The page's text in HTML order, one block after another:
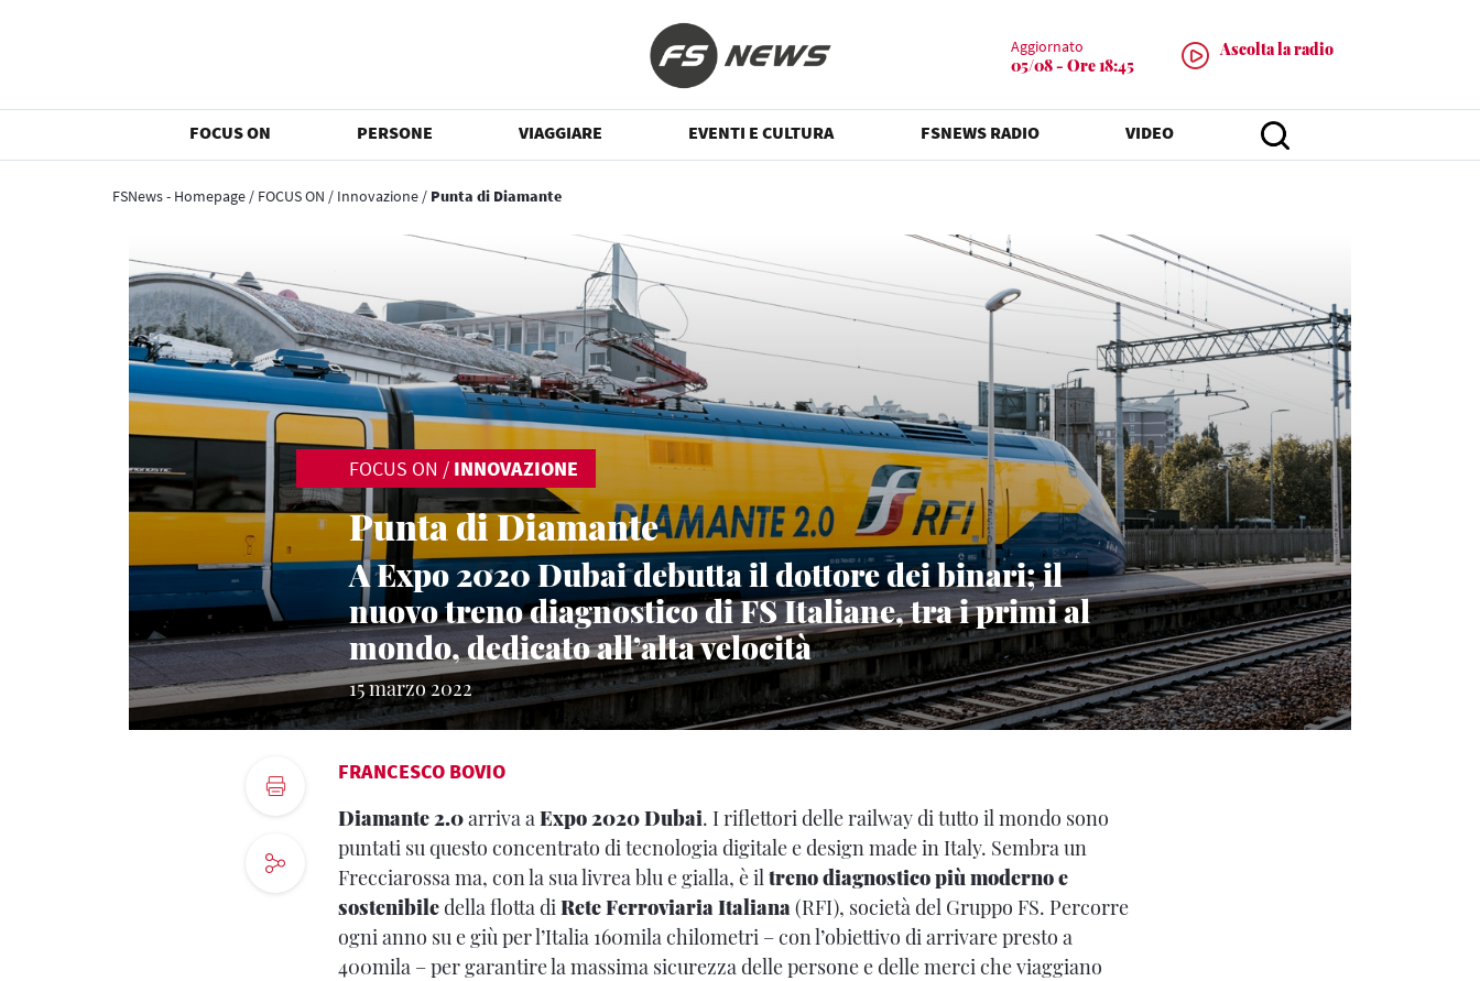
Aggiornato
05/08 - Ore 18:45
Ascolta la radio
FOCUS ON PERSONE VIAGGIARE EVENTI E CULTURA FSNEWS RADIO VIDEO
FSNews - Homepage / FOCUS ON / Innovazione / Punta di Diamante
FOCUS ON / INNOVAZIONE
Punta di Diamante
A Expo 2020 Dubai debutta il dottore dei binari; il
nuovo treno diagnostico di FS Italiane, tra i primi al
mondo, dedicato all’alta velocità
15 marzo 2022
FRANCESCO BOVIO
Diamante 2.0arriva aExpo 2020 Dubai. I riflettori delle railway di tutto il mondo sono
puntati su questo concentrato di tecnologia digitale e design made in Italy. Sembra un
Frecciarossa ma, con la sua livrea blu e gialla, è iltreno diagnostico più moderno e
sostenibiledella flotta diRete Ferroviaria Italiana(RFI), società del Gruppo FS. Percorre
ogni anno su e giù per l’Italia 160mila chilometri – con l’obiettivo di arrivare presto a
400mila – per garantire la massima sicurezza delle persone e delle merci che viaggiano